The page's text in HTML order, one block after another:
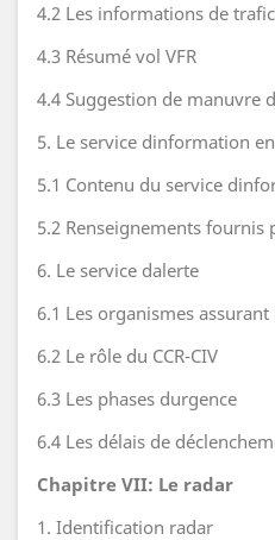
4.2 Les informations de
4.3 Résumé vol VFR
4.4 Suggestion de manuvre
5. Le service dinformation
5.1 Contenu du service
5.2 Renseignements
6. Le service dalerte
6.1 Les organismes
6.2 Le rôle du CCR-CIV
6.3 Les phases durgence
6.4 Les délais de
Chapitre VII: Le radar
1. Identification radar